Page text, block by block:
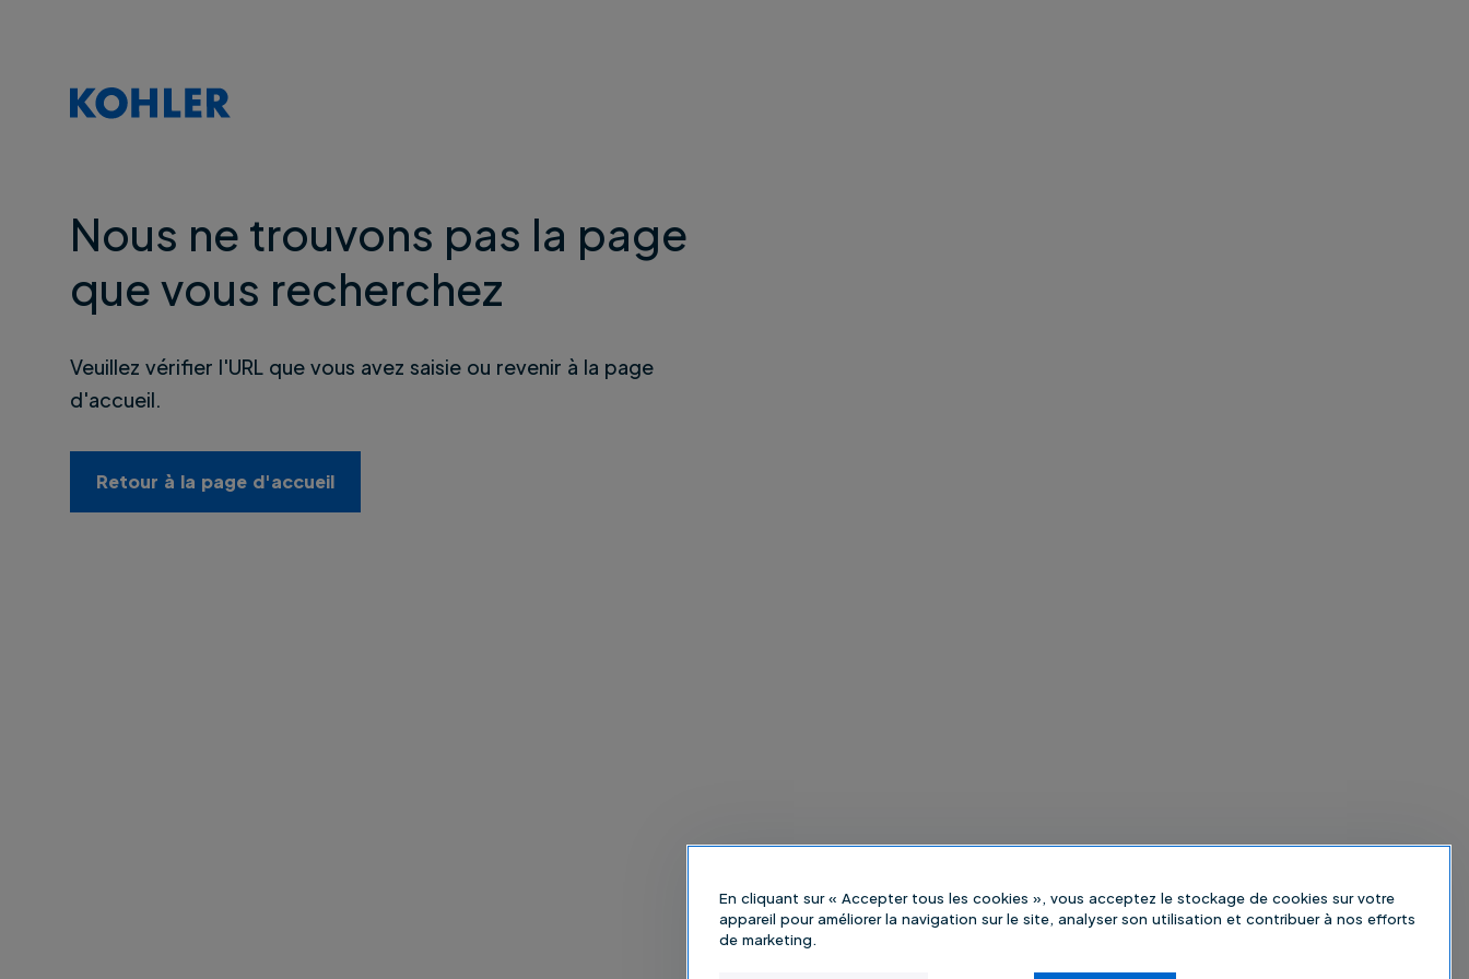
Nous ne trouvons pas la page
que vous recherchez
Veuillez vérifier l'URL que vous avez saisie ou revenir à la page
d'accueil.
Retour à la page d'accueil
En cliquant sur « Accepter tous les cookies », vous acceptez le stockage de cookies sur votre
appareil pour améliorer la navigation sur le site, analyser son utilisation et contribuer à nos efforts
de marketing.